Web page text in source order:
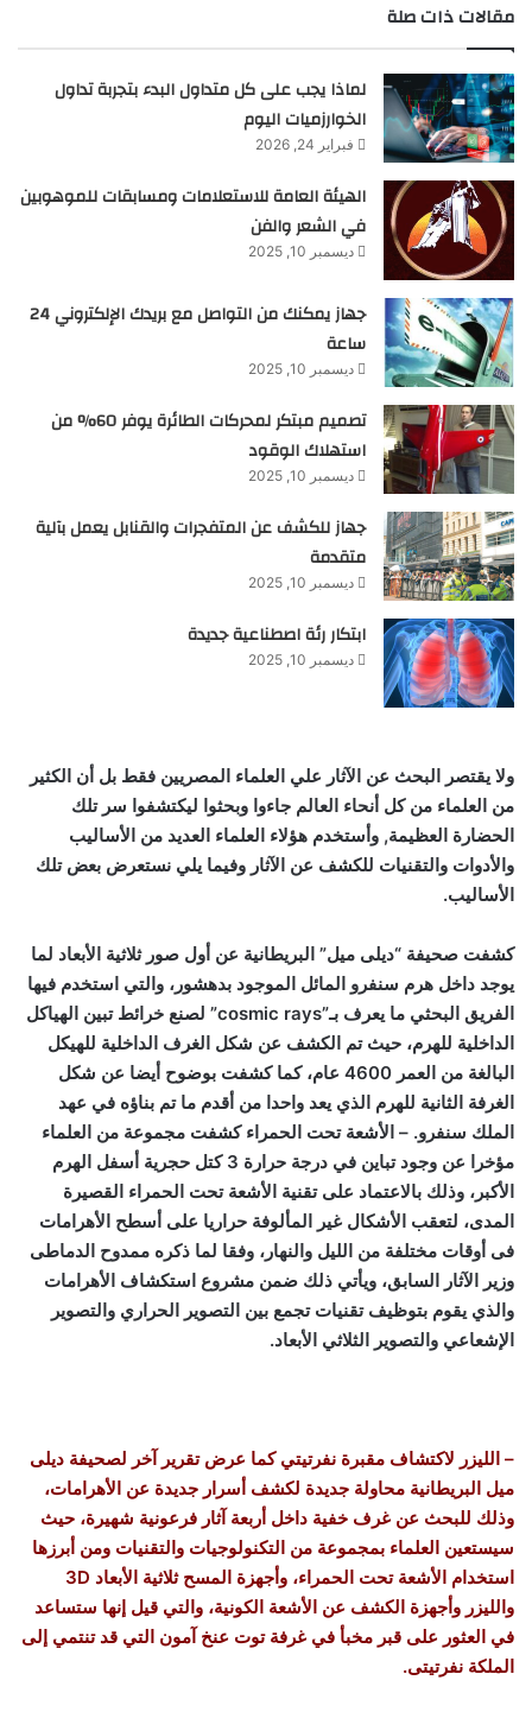
مقالات ذات صلة
لماذا يجب على كل متداول البدء بتجربة تداول
الخوارزميات اليوم
فبراير 24, 2026
الهيئة العامة للاستعلامات ومسابقات للموهوبين
في الشعر والفن
ديسمبر 10, 2025
جهاز يمكنك من التواصل مع بريدك الإلكتروني 24
ساعة
ديسمبر 10, 2025
تصميم مبتكر لمحركات الطائرة يوفر 60% من
استهلاك الوقود
ديسمبر 10, 2025
جهاز للكشف عن المتفجرات والقنابل يعمل بآلية
متقدمة
ديسمبر 10, 2025
ابتكار رئة اصطناعية جديدة
ديسمبر 10, 2025
ولا يقتصر البحث عن الآثار علي العلماء المصريين فقط بل أن الكثير
من العلماء من كل أنحاء العالم جاءوا وبحثوا ليكتشفوا سر تلك
الحضارة العظيمة, وأستخدم هؤلاء العلماء العديد من الأساليب
والأدوات والتقنيات للكشف عن الآثار وفيما يلي نستعرض بعض تلك
الأساليب.
كشفت صحيفة “ديلى ميل” البريطانية عن أول صور ثلاثية الأبعاد لما
يوجد داخل هرم سنفرو المائل الموجود بدهشور، والتي استخدم فيها
الفريق البحثي ما يعرف بـ”cosmic rays” لصنع خرائط تبين الهياكل
الداخلية للهرم، حيث تم الكشف عن شكل الغرف الداخلية للهيكل
البالغة من العمر 4600 عام، كما كشفت بوضوح أيضا عن شكل
الغرفة الثانية للهرم الذي يعد واحدا من أقدم ما تم بناؤه في عهد
الملك سنفرو. – الأشعة تحت الحمراء كشفت مجموعة من العلماء
مؤخرا عن وجود تباين في درجة حرارة 3 كتل حجرية أسفل الهرم
الأكبر، وذلك بالاعتماد على تقنية الأشعة تحت الحمراء القصيرة
المدى، لتعقب الأشكال غير المألوفة حراريا على أسطح الأهرامات
فى أوقات مختلفة من الليل والنهار، وفقا لما ذكره ممدوح الدماطى
وزير الآثار السابق، ويأتي ذلك ضمن مشروع استكشاف الأهرامات
والذي يقوم بتوظيف تقنيات تجمع بين التصوير الحراري والتصوير
الإشعاعي والتصوير الثلاثي الأبعاد.
– الليزر لاكتشاف مقبرة نفرتيتي كما عرض تقرير آخر لصحيفة ديلى
ميل البريطانية محاولة جديدة لكشف أسرار جديدة عن الأهرامات،
وذلك للبحث عن غرف خفية داخل أربعة آثار فرعونية شهيرة، حيث
سيستعين العلماء بمجموعة من التكنولوجيات والتقنيات ومن أبرزها
استخدام الأشعة تحت الحمراء، وأجهزة المسح ثلاثية الأبعاد 3D
والليزر وأجهزة الكشف عن الأشعة الكونية، والتي قيل إنها ستساعد
في العثور على قبر مخبأ في غرفة توت عنخ آمون التي قد تنتمي إلى
الملكة نفرتيتى.